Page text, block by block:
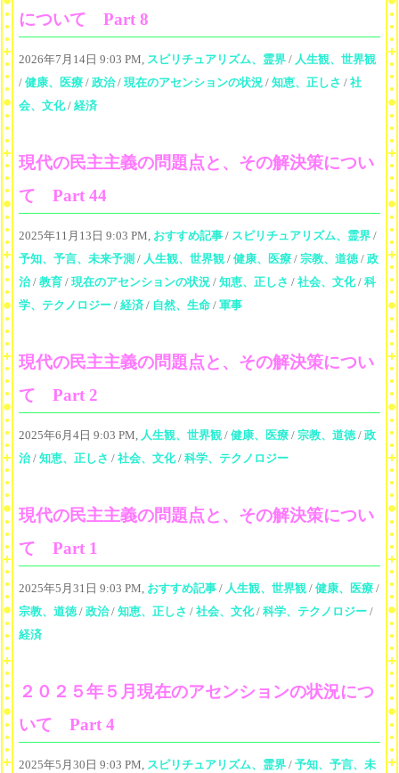
について Part 8
2026年7月14日 9:03 PM, スピリチュアリズム、霊界 / 人生観、世界観
/ 健康、医療 / 政治/ 現在のアセンションの状況 / 知恵、正しさ / 社
会、文化/ 経済
現代の民主主義の問題点と、その解決策につい
て Part 44
2025年11月13日 9:03 PM, おすすめ記事 / スピリチュアリズム、霊界 /
予知、予言、未来予測 / 人生観、世界観 / 健康、医療 / 宗教、道徳/ 政
治/ 教育 / 現在のアセンションの状況 / 知恵、正しさ / 社会、文化/ 科
学、テクノロジー / 経済 / 自然、生命 / 軍事
現代の民主主義の問題点と、その解決策につい
て Part 2
2025年6月4日 9:03 PM, 人生観、世界観 / 健康、医療 / 宗教、道徳/ 政
治/ 知恵、正しさ / 社会、文化/ 科学、テクノロジー
現代の民主主義の問題点と、その解決策につい
て Part 1
2025年5月31日 9:03 PM, おすすめ記事 / 人生観、世界観 / 健康、医療 /
宗教、道徳/ 政治/ 知恵、正しさ / 社会、文化/ 科学、テクノロジー /
経済
２０２５年５月現在のアセンションの状況につ
いて Part 4
2025年5月30日 9:03 PM, スピリチュアリズム、霊界 / 予知、予言、未